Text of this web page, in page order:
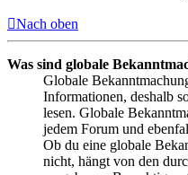
Nach oben
Was sind globale
Globale
Informationen, deshalb
lesen. Globale
jedem Forum und
Ob du eine globale
nicht, hängt von den